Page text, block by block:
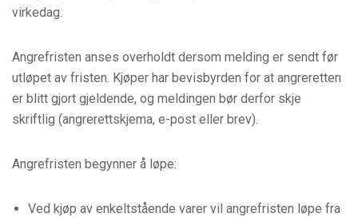
virkedag.
Angrefristen anses overholdt dersom melding er sendt før
utløpet av fristen. Kjøper har bevisbyrden for at angreretten
er blitt gjort gjeldende, og meldingen bør derfor skje
skriftlig (angrerettskjema, e-post eller brev).
Angrefristen begynner å løpe:
Ved kjøp av enkeltstående varer vil angrefristen løpe fra